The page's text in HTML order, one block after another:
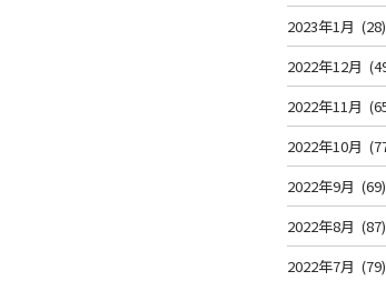
2023年1月 (28)
2022年12月
2022年11月
2022年10月
2022年9月 (69)
2022年8月 (87)
2022年7月 (79)